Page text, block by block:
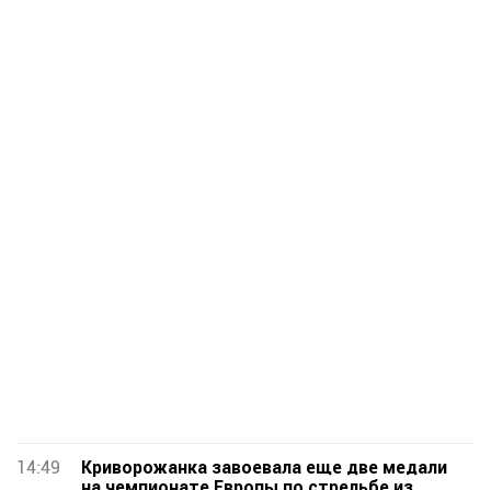
14:49
Криворожанка завоевала еще две медали